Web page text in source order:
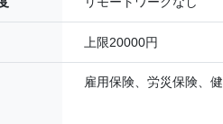
上限20000円
雇用保険、労災保険、